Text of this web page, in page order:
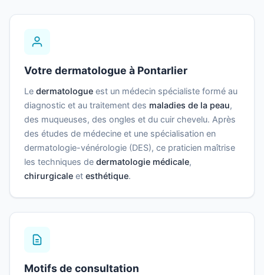
Votre dermatologue à Pontarlier
Le dermatologue est un médecin spécialiste formé au
diagnostic et au traitement des maladies de la peau,
des muqueuses, des ongles et du cuir chevelu. Après
des études de médecine et une spécialisation en
dermatologie-vénérologie (DES), ce praticien maîtrise
les techniques de dermatologie médicale,
chirurgicale et esthétique.
Motifs de consultation